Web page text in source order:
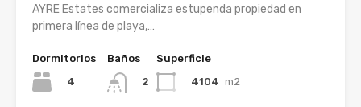
AYRE Estates comercializa estupenda propiedad en
primera línea de playa,…
Dormitorios
4
Baños
2
Superficie
4104 m2